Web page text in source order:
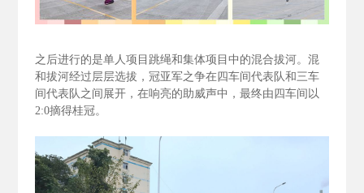
之后进行的是单人项目跳绳和集体项目中的混合拔河。混
和拔河经过层层选拔，冠亚军之争在四车间代表队和三车
间代表队之间展开，在响亮的助威声中，最终由四车间以
2:0摘得桂冠。